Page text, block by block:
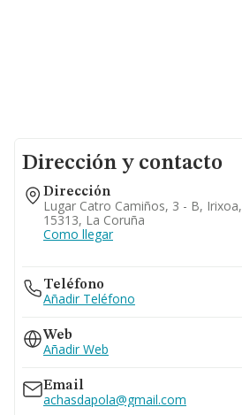
Dirección y contacto
Dirección
Lugar Catro Camiños, 3 - B, Irixoa,
15313, La Coruña
Como llegar
Teléfono
Añadir Teléfono
Web
Añadir Web
Email
achasdapola@gmail.com